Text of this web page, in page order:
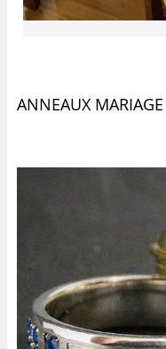
ANNEAUX MARIAGE